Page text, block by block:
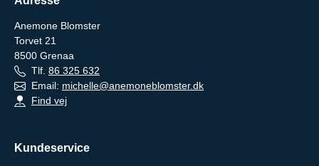
Anemone Blomster
Torvet 21
8500 Grenaa
Tlf. 86 325 632
Email: michelle@anemoneblomster.dk
Find vej
Kundeservice